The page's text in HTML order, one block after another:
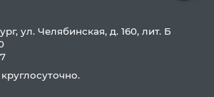
ул. Челябинская, д. 160, лит. Б